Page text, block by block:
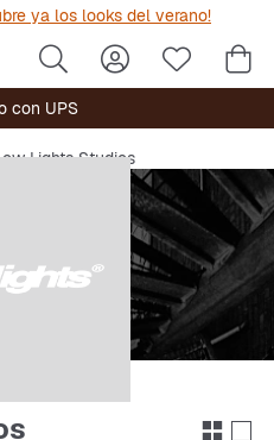
ya los looks del verano!
con UPS
Lights Studios